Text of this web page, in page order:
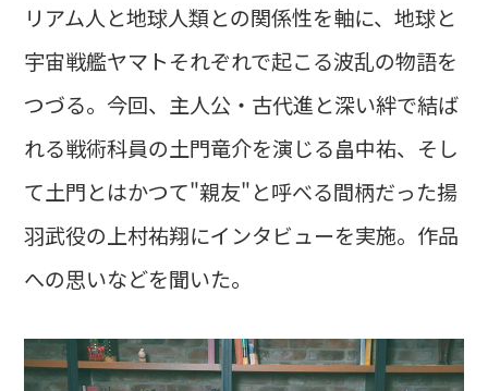
リアム人と地球人類との関係性を軸に、地球と
宇宙戦艦ヤマトそれぞれで起こる波乱の物語を
つづる。今回、主人公・古代進と深い絆で結ば
れる戦術科員の土門竜介を演じる畠中祐、そし
て土門とはかつて"親友"と呼べる間柄だった揚
羽武役の上村祐翔にインタビューを実施。作品
への思いなどを聞いた。